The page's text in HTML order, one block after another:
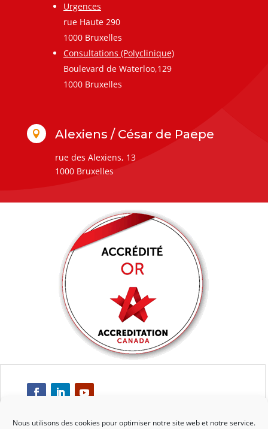
Nous utilisons des cookies pour optimiser notre site web et notre service.
Urgences
rue Haute 290
1000 Bruxelles
Consultations (Polyclinique)
Boulevard de Waterloo,129
1000 Bruxelles
 Alexiens / César de Paepe
rue des Alexiens, 13
1000 Bruxelles